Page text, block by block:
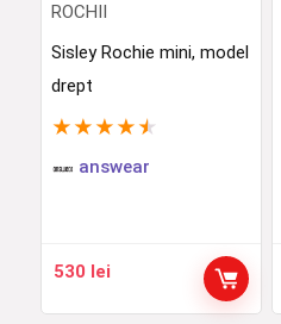
ROCHII
Sisley Rochie mini, model
drept
★ ★ ★ ★ ★
answear
530 lei